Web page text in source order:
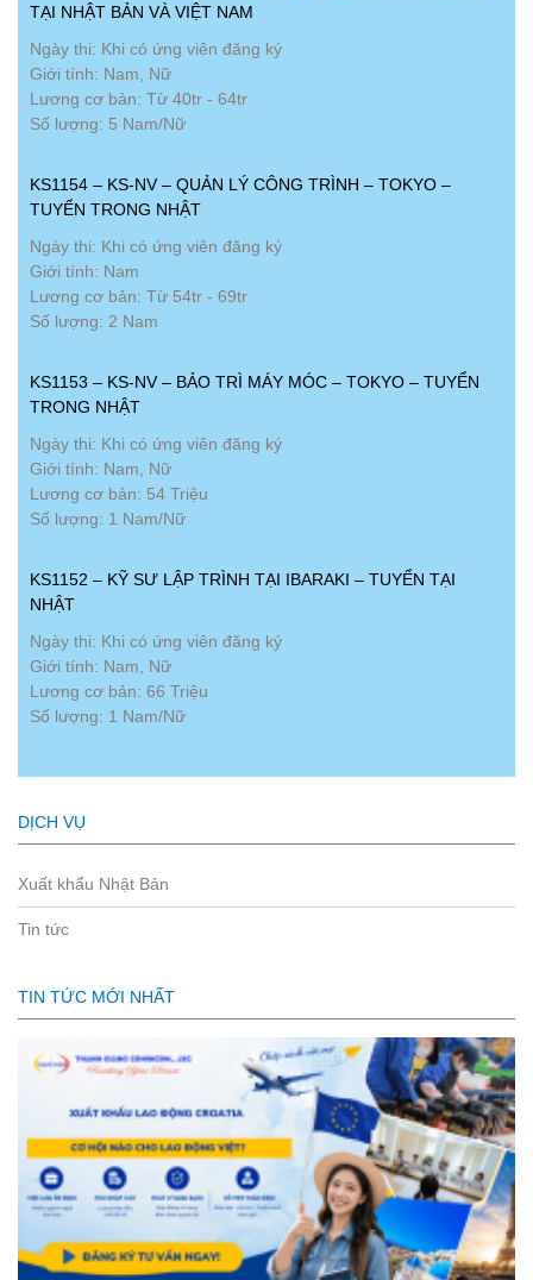
TẠI NHẬT BẢN VÀ VIỆT NAM
Ngày thi: Khi có ứng viên đăng ký
Giới tính: Nam, Nữ
Lương cơ bản: Từ 40tr - 64tr
Số lượng: 5 Nam/Nữ
KS1154 – KS-NV – QUẢN LÝ CÔNG TRÌNH – TOKYO –
TUYỂN TRONG NHẬT
Ngày thi: Khi có ứng viên đăng ký
Giới tính: Nam
Lương cơ bản: Từ 54tr - 69tr
Số lượng: 2 Nam
KS1153 – KS-NV – BẢO TRÌ MÁY MÓC – TOKYO – TUYỂN
TRONG NHẬT
Ngày thi: Khi có ứng viên đăng ký
Giới tính: Nam, Nữ
Lương cơ bản: 54 Triệu
Số lượng: 1 Nam/Nữ
KS1152 – KỸ SƯ LẬP TRÌNH TẠI IBARAKI – TUYỂN TẠI
NHẬT
Ngày thi: Khi có ứng viên đăng ký
Giới tính: Nam, Nữ
Lương cơ bản: 66 Triệu
Số lượng: 1 Nam/Nữ
DỊCH VỤ
Xuất khẩu Nhật Bản
Tin tức
TIN TỨC MỚI NHẤT